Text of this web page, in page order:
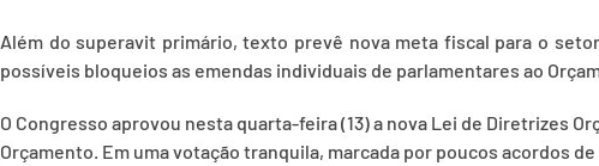
Além do superavit primário, texto prevê nova meta fiscal para o
possíveis bloqueios as emendas individuais de parlamentares ao
O Congresso aprovou nesta quarta-feira (13) a nova Lei de Diretrizes
Orçamento. Em uma votação tranquila, marcada por poucos acordos